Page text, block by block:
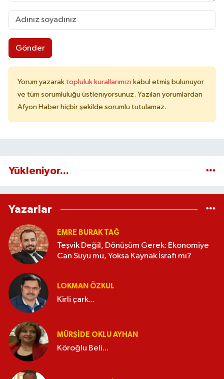
Gönder
Yorum yazarak topluluk kurallarımızı kabul etmiş bulunuyor
ve tüm sorumluluğu üstleniyorsunuz. Yazılan yorumlardan
Afyon Haber hiçbir şekilde sorumlu tutulamaz.
Yükleniyor...
Yazarlar
EMRE BURAK TAĞ
Teşvik Değil, Dönüşüm Gerek: Ekonomiye
Can Suyu mu, Yoksa Kaynak İsrafı mı?
LOKMAN ÖZKUL
Kirli çark...
MÜRŞIDE OKLU AYHAN
Köroğlu Beli...